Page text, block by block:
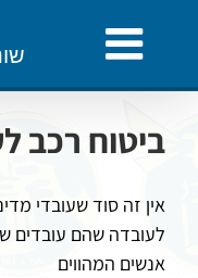
ביטוח רכב
אין זה סוד שעובדי
לעובדה שהם עובדים
אנשים המהווים